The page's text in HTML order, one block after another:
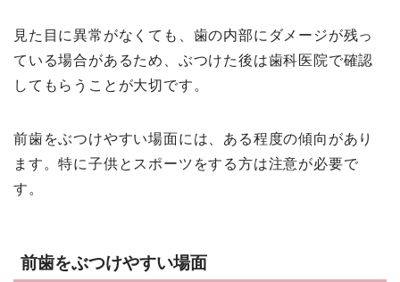
見た目に異常がなくても、歯の内部にダメージが残っ
ている場合があるため、ぶつけた後は歯科医院で確認
してもらうことが大切です。
前歯をぶつけやすい場面には、ある程度の傾向があり
ます。特に子供とスポーツをする方は注意が必要で
す。
前歯をぶつけやすい場面